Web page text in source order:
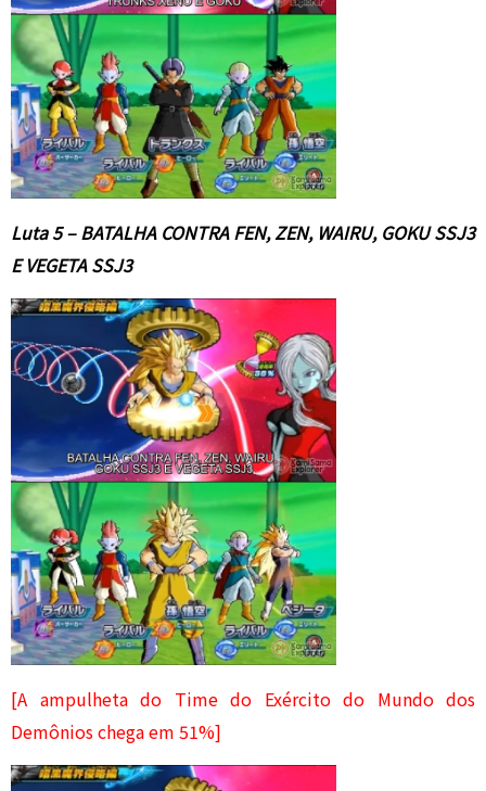
Luta 5 – BATALHA CONTRA FEN, ZEN, WAIRU, GOKU SSJ3
E VEGETA SSJ3
[A ampulheta do Time do Exército do Mundo dos
Demônios chega em 51%]